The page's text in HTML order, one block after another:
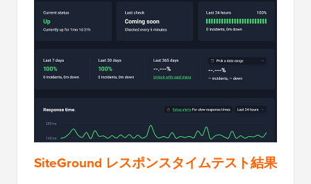
SiteGround レスポンスタイムテスト結果